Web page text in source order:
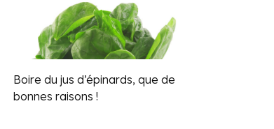
Boire du jus d’épinards, que de
bonnes raisons !